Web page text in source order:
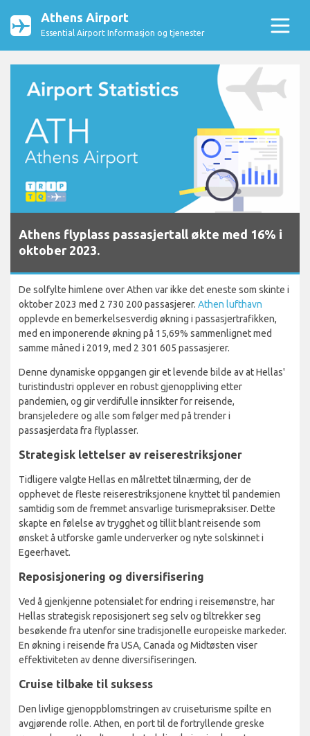
Athens Airport
Essential Airport Informasjon og tjenester
Athens flyplass passasjertall økte med 16% i
oktober 2023.
De solfylte himlene over Athen var ikke det eneste som skinte i
oktober 2023 med 2 730 200 passasjerer. Athen lufthavn
opplevde en bemerkelsesverdig økning i passasjertrafikken,
med en imponerende økning på 15,69% sammenlignet med
samme måned i 2019, med 2 301 605 passasjerer.
Denne dynamiske oppgangen gir et levende bilde av at Hellas'
turistindustri opplever en robust gjenoppliving etter
pandemien, og gir verdifulle innsikter for reisende,
bransjeledere og alle som følger med på trender i
passasjerdata fra flyplasser.
Strategisk lettelser av reiserestriksjoner
Tidligere valgte Hellas en målrettet tilnærming, der de
opphevet de fleste reiserestriksjonene knyttet til pandemien
samtidig som de fremmet ansvarlige turismepraksiser. Dette
skapte en følelse av trygghet og tillit blant reisende som
ønsket å utforske gamle underverker og nyte solskinnet i
Egeerhavet.
Reposisjonering og diversifisering
Ved å gjenkjenne potensialet for endring i reisemønstre, har
Hellas strategisk reposisjonert seg selv og tiltrekker seg
besøkende fra utenfor sine tradisjonelle europeiske markeder.
En økning i reisende fra USA, Canada og Midtøsten viser
effektiviteten av denne diversifiseringen.
Cruise tilbake til suksess
Den livlige gjenoppblomstringen av cruiseturisme spilte en
avgjørende rolle. Athen, en port til de fortryllende greske